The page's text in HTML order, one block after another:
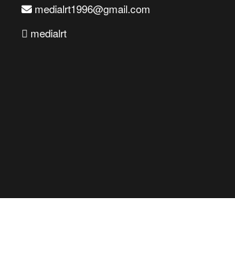
medialrt1996@gmail.com
medialrt